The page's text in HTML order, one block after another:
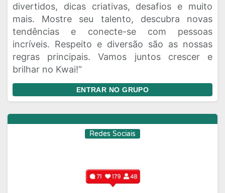
divertidos, dicas criativas, desafios e muito
mais. Mostre seu talento, descubra novas
tendências e conecte-se com pessoas
incríveis. Respeito e diversão são as nossas
regras principais. Vamos juntos crescer e
brilhar no Kwai!“
ENTRAR NO GRUPO
Redes Sociais